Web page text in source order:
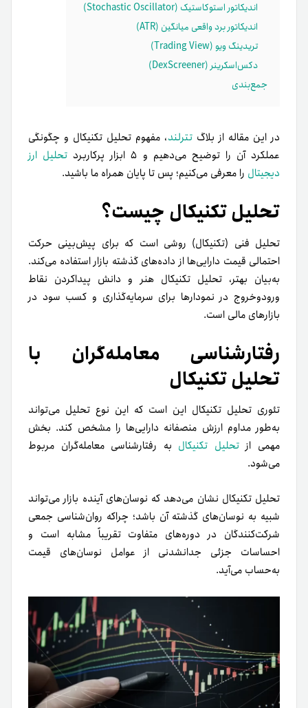
اندیکاتور استوکاستیک (Stochastic Oscillator)
اندیکاتور برد واقعی میانگین (ATR)
تریدینگ ویو (Trading View)
دکس‌اسکرینر (DexScreener)
جمع‌بندی
در این مقاله از بلاگ تترلند، مفهوم تحلیل تکنیکال و چگونگی
عملکرد آن را توضیح می‌دهیم و ۵ ابزار پرکاربرد
تحلیل ارز
دیجیتال را معرفی می‌کنیم؛ پس تا پایان همراه ما باشید.
تحلیل تکنیکال چیست؟
تحلیل فنی (تکنیکال) روشی است که برای پیش‌بینی حرکت
احتمالی قیمت دارایی‌ها از داده‌های گذشته بازار استفاده می‌کند.
به‌بیان بهتر، تحلیل تکنیکال هنر و دانش پیدا‌کردن نقاط
ورود‌و‌خروج در نمودارها برای سرمایه‌گذاری و کسب سود در
بازارهای مالی است.
رفتارشناسی معامله‌گران با
تحلیل تکنیکال
تئوری تحلیل تکنیکال این است که این نوع تحلیل می‌تواند
به‌طور‌ مداوم ارزش منصفانه دارایی‌ها را مشخص کند. بخش
مهمی ازتحلیل تکنیکال به رفتارشناسی معامله‌گران مربوط
می‌شود.
تحلیل تکنیکال نشان می‌دهد که نوسان‌های آینده بازار می‌تواند
شبیه به نوسان‌های گذشته آن باشد؛ چراکه روان‌شناسی جمعی
شرکت‌کنندگان در دوره‌های متفاوت تقریباً مشابه است و
احساسات جزئی جدانشدنی از عوامل نوسان‌های قیمت
به‌حساب می‌آید.